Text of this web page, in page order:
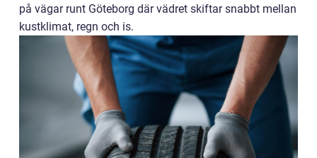
på vägar runt Göteborg där vädret skiftar snabbt mellan
kustklimat, regn och is.